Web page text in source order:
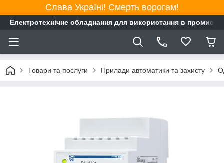
Слава Україні! Смерть ворогам!
Електротехнічне обладнання для використання в
Товари та послуги Прилади автоматики та захисту